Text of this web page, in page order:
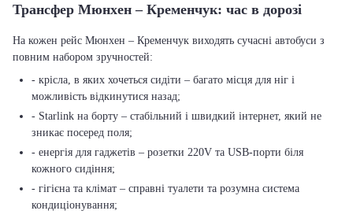
Трансфер Мюнхен – Кременчук: час в дорозі
На кожен рейс Мюнхен – Кременчук виходять сучасні автобуси з
повним набором зручностей:
- крісла, в яких хочеться сидіти – багато місця для ніг і
можливість відкинутися назад;
- Starlink на борту – стабільний і швидкий інтернет, який не
зникає посеред поля;
- енергія для гаджетів – розетки 220V та USB-порти біля
кожного сидіння;
- гігієна та клімат – справні туалети та розумна система
кондиціонування;